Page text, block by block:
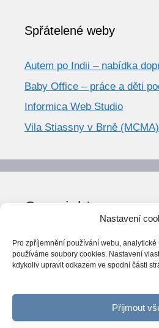
Nastavení
Pro zpříjemnění používání webu,
používáme soubory cookies. Nastavení
kdykoliv upravit odkazem ve spodní části
Přijmout
Spřátelené weby
Autem po Indii – nabídka
Baby Office – práce a děti
Informica Web Studio
Vila Stiassny v Brně
Copyright
© World Trend 2014-2026
Všechna práva vyhrazena.
CC BY-NC 4.0
ováno